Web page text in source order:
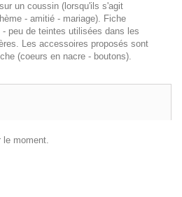
un coussin (lorsqu'ils s'agit
- amitié - mariage). Fiche
peu de teintes utilisées dans les
Les accessoires proposés sont
(coeurs en nacre - boutons).
le moment.